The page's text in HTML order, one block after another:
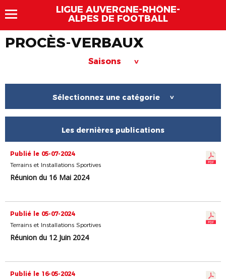
LIGUE AUVERGNE-RHÔNE-
ALPES DE FOOTBALL
PROCÈS-VERBAUX
Saisons >
Sélectionnez une catégorie >
Les dernières publications
Publié le 05-07-2024
Terrains et Installations Sportives
Réunion du 16 Mai 2024
Publié le 05-07-2024
Terrains et Installations Sportives
Réunion du 12 Juin 2024
Publié le 16-05-2024